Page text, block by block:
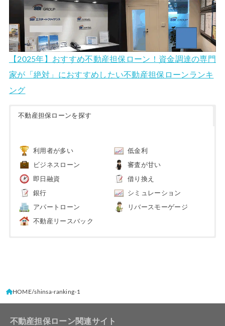
【2025年】おすすめ不動産担保ローン！資金調達の専門
家が「絶対」におすすめしたい不動産担保ローンランキ
ング
不動産担保ローンを探す
利用者が多い 低金利
ビジネスローン 審査が甘い
即日融資 借り換え
銀行 シミュレーション
アパートローン リバースモーゲージ
不動産リースバック
HOME shinsa-ranking-1
不動産担保ローン関連サイト